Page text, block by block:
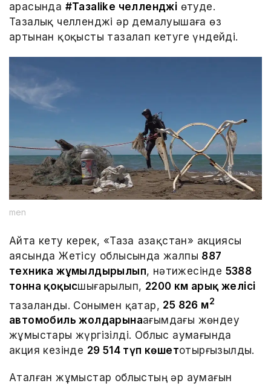
арасында #Тазаlike челленджі өтуде.
Тазалық челленджі әр демалуышаға өз
артынан қоқысты тазалап кетуге үндейді.
men
Айта кету керек, «Таза Қазақстан» акциясы
аясында Жетісу облысында жалпы 887
техника жұмылдырылып, нәтижесінде 5388
тонна қоқысшығарылып, 2200 км арық желісі
тазаланды. Сонымен қатар, 25 826 м2
автомобиль жолдарынаағымдағы жөндеу
жұмыстары жүргізілді. Облыс аумағында
акция кезінде 29 514 түп көшетотырғызылды.
Аталған жұмыстар облыстың әр аумағын